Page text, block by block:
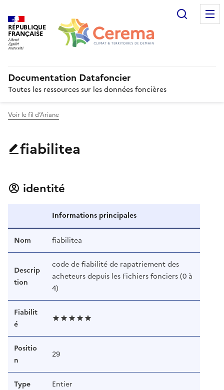
RÉPUBLIQUE
FRANÇAISE
Documentation Datafoncier
Toutes les ressources sur les données foncières
Voir le fil d’Ariane
fiabilitea
identité
Informations principales
Nom fiabilitea
Descrip
tion
code de fiabilité de rapatriement des
acheteurs depuis les Fichiers fonciers (0 à
4)
Fiabilit
é
Positio
n
29
Type Entier